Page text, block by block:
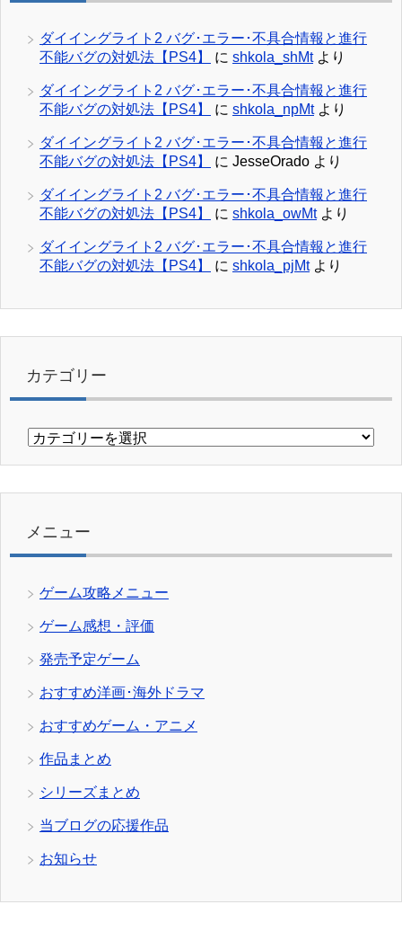
ダイイングライト2 バグ･エラー･不具合情報と進行
不能バグの対処法【PS4】
に shkola_shMtより
ダイイングライト2 バグ･エラー･不具合情報と進行
不能バグの対処法【PS4】
に shkola_npMtより
ダイイングライト2 バグ･エラー･不具合情報と進行
不能バグの対処法【PS4】
に JesseOrado より
ダイイングライト2 バグ･エラー･不具合情報と進行
不能バグの対処法【PS4】
に shkola_owMtより
ダイイングライト2 バグ･エラー･不具合情報と進行
不能バグの対処法【PS4】
に shkola_pjMtより
カテゴリー
カ
リ
メニュー
ゲーム攻略メニュー
ゲーム感想・評価
発売予定ゲーム
おすすめ洋画･海外ドラマ
おすすめゲーム・アニメ
作品まとめ
シリーズまとめ
当ブログの応援作品
お知らせ